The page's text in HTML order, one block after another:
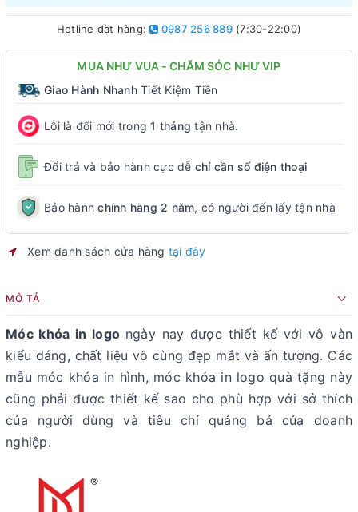
Hotline đặt hàng: 0987 256 889(7:30-22:00)
MUA NHƯ VUA - CHĂM SÓC NHƯ VIP
Giao Hành NhanhTiết Kiệm Tiền
Lỗi là đổi mới trong1 tháng tận nhà.
Đổi trả và bảo hành cực dễ chỉ cần số điện thoại
Bảo hànhchính hãng 2 năm, có người đến lấy tận nhà
Xem danh sách cửa hàng tại đây
MÔ TẢ
Móc khóa in logo ngày nay được thiết kế với vô vàn
kiểu dáng, chất liệu vô cùng đẹp mắt và ấn tượng. Các
mẫu móc khóa in hình, móc khóa in logo quà tặng này
cũng phải được thiết kế sao cho phù hợp với sở thích
của người dùng và tiêu chí quảng bá của doanh
nghiệp.